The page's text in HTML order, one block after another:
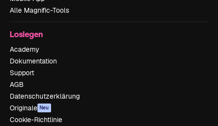
Alle Magnific-Tools
Loslegen
Academy
Dokumentation
Support
AGB
Datenschutzerklärung
Originale Neu
Cookie-Richtlinie